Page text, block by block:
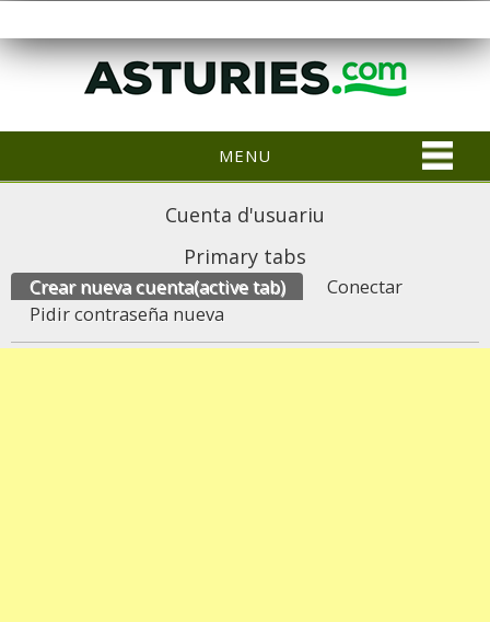
MENU
Cuenta d'usuariu
Primary tabs
Crear nueva cuenta(active tab)
Conectar
Pidir contraseña nueva